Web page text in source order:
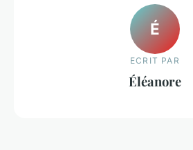
É
ECRIT PAR
Éléanore